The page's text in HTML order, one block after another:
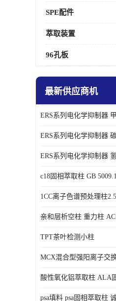
SPE配件
萃取装置
96孔板
最新供应商机
TPT茶叶检测小柱